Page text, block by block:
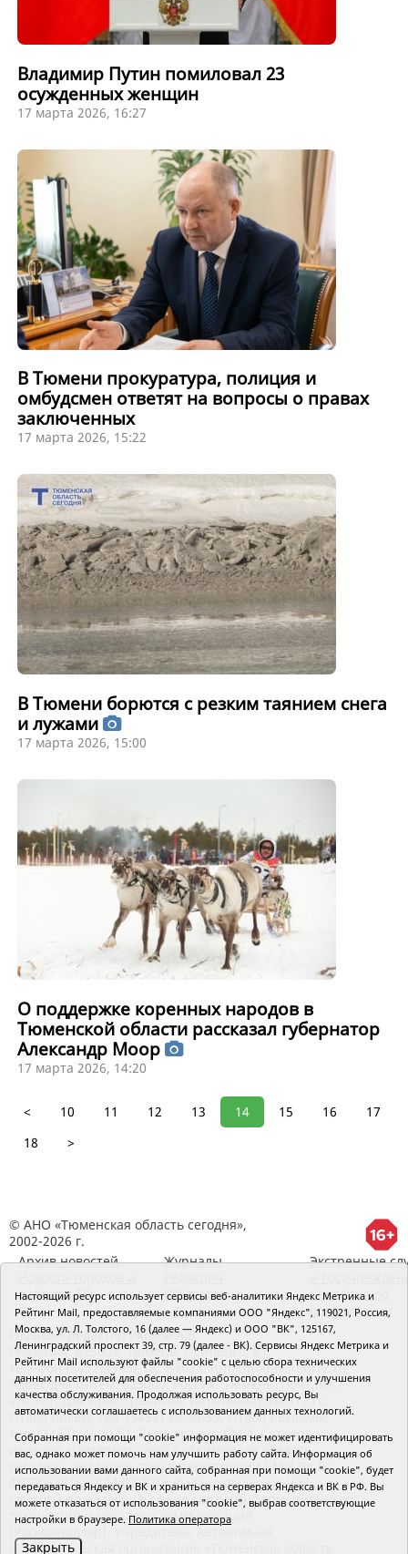
Владимир Путин помиловал 23
осужденных женщин
17 марта 2026, 16:27
В Тюмени прокуратура, полиция и
омбудсмен ответят на вопросы о правах
заключенных
17 марта 2026, 15:22
В Тюмени борются с резким таянием снега
и лужами
17 марта 2026, 15:00
О поддержке коренных народов в
Тюменской области рассказал губернатор
Александр Моор
17 марта 2026, 14:20
< 10 11 12 13 14 15 16
17
18
>
© АНО «Тюменская область сегодня»,
2002-2026 г.
Архив новостей
районов ТО
Журналы
RSS поток
Экстренные
Сведения об
организации
Главный редактор Рябков А.В.
Редакция: 625002, Тюмень, Осипенко, 81,
телефон (3452)49-00-18, e-mail: tumentoday@obl72.ru
Адрес для писем: 625000, Россия, Тюмень, Почтамт,
а/я 371. Для пресс-релизов: tumentoday@obl72.ru.
Отдел писем: тел. (3452) 39-90-59. Отдел рекламы:
тел. (3452) 39-90-51. Регистрация СМИ: Сетевое
издание «Интернет-газета «Тюменская область
сегодня», свидетельство о регистрации СМИ Эл №
ФС77-64918 от 24.02.2016 выдано Федеральной
службой по надзору в сфере связи, информационных
технологий и массовых коммуникаций
некоммерческая организация «Тюменская область
Настоящий ресурс использует сервисы веб-аналитики Яндекс Метрика и
Рейтинг Mail, предоставляемые компаниями ООО "Яндекс", 119021, Россия,
Москва, ул. Л. Толстого, 16 (далее — Яндекс) и ООО "ВК", 125167,
Ленинградский проспект 39, стр. 79 (далее - ВК). Сервисы Яндекс Метрика и
Рейтинг Mail используют файлы "cookie" с целью сбора технических
данных посетителей для обеспечения работоспособности и улучшения
качества обслуживания. Продолжая использовать ресурс, Вы
автоматически соглашаетесь с использованием данных технологий.
Собранная при помощи "cookie" информация не может идентифицировать
вас, однако может помочь нам улучшить работу сайта. Информация об
использовании вами данного сайта, собранная при помощи "cookie", будет
передаваться Яндексу и ВК и храниться на серверах Яндекса и ВК в РФ. Вы
можете отказаться от использования "cookie", выбрав соответствующие
настройки в браузере. Политика оператора
Закрыть